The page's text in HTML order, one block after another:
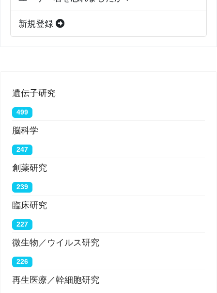
新規登録
遺伝子研究
499
脳科学
247
創薬研究
239
臨床研究
227
微生物／ウイルス研究
226
再生医療／幹細胞研究